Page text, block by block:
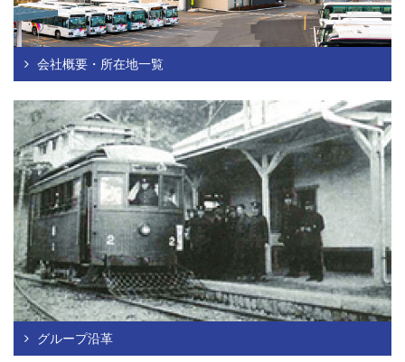
会社概要・所在地一覧
グループ沿革